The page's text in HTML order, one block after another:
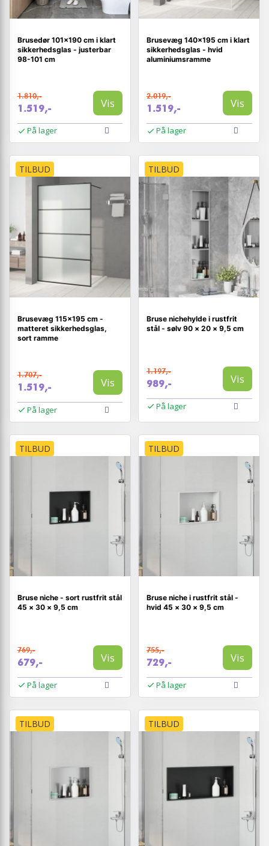
Brusedør 101×190 cm i klart
sikkerhedsglas - justerbar
98-101 cm
1.810,-
1.519,- Vis
På lager
Brusevæg 140×195 cm i klart
sikkerhedsglas - hvid
aluminiumsramme
2.019,-
1.519,- Vis
På lager
TILBUD
Brusevæg 115×195 cm -
matteret sikkerhedsglas,
sort ramme
1.707,-
1.519,- Vis
På lager
TILBUD
Bruse nichehylde i rustfrit
stål - sølv 90 × 20 × 9,5 cm
1.197,-
989,- Vis
På lager
TILBUD
Bruse niche - sort rustfrit stål
45 × 30 × 9,5 cm
769,-
679,- Vis
På lager
TILBUD
Bruse niche i rustfrit stål -
hvid 45 × 30 × 9,5 cm
755,-
729,- Vis
På lager
TILBUD TILBUD